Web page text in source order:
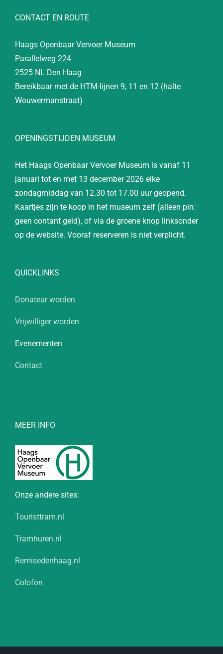
CONTACT EN ROUTE
Haags Openbaar Vervoer Museum
Parallelweg 224
2525 NL Den Haag
Bereikbaar met de HTM-lijnen 9, 11 en 12 (halte
Wouwermanstraat)
OPENINGSTIJDEN MUSEUM
Het Haags Openbaar Vervoer Museum is vanaf 11
januari tot en met 13 december 2026 elke
zondagmiddag van 12.30 tot 17.00 uur geopend.
Kaartjes zijn te koop in het museum zelf (alleen pin:
geen contant geld), of via de groene knop linksonder
op de website. Vooraf reserveren is niet verplicht.
QUICKLINKS
Donateur worden
Vrijwilliger worden
Evenementen
Contact
MEER INFO
Onze andere sites:
Touristtram.nl
Tramhuren.nl
Remisedenhaag.nl
Colofon